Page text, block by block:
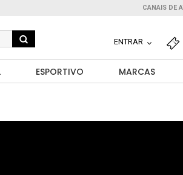
CANAIS DE
ENTRAR
ESPORTIVO MARCAS